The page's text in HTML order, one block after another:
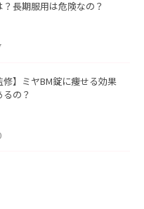
？長期服用は危険なの？
修】ミヤBM錠に痩せる効果
の？